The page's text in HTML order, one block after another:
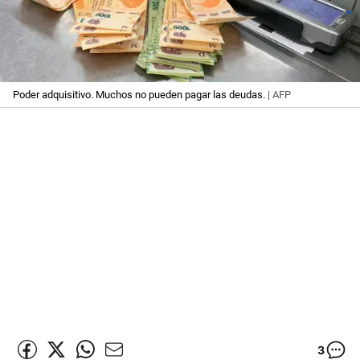
Poder adquisitivo. Muchos no pueden pagar las deudas. | AFP
3